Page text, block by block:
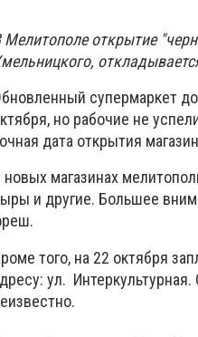
Мелитополе открытие
супермаркет
но рабочие не
дата открытия
новых магазинах
и другие. Большее
того, на 22 октября
ул.